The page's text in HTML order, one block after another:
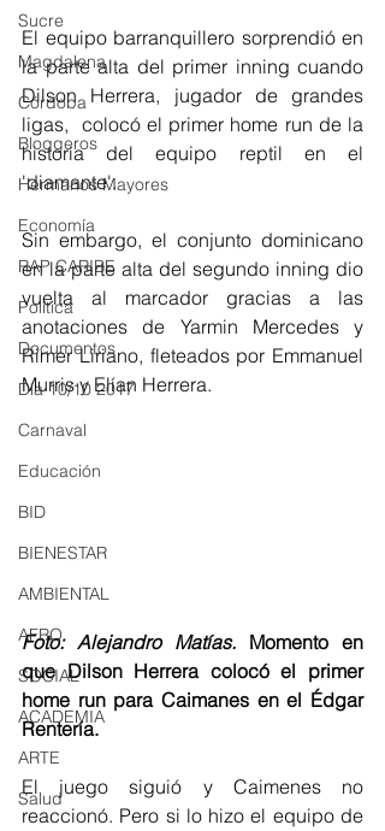
Sucre
Magdalena
Córdoba
Bloggeros
Hermanos Mayores
Economía
RAP CARIBE
Política
Documentos
Día 10/10 2017
Carnaval
Educación
BID
BIENESTAR
AMBIENTAL
AFRO
SOCIAL
ACADEMIA
ARTE
Salud
El equipo barranquillero sorprendió en
la parte alta del primer inning cuando
Dilson Herrera, jugador de grandes
ligas,  colocó el primer home run de la
historia del equipo reptil en el
'diamante'.
Sin embargo, el conjunto dominicano
en la parte alta del segundo inning dio
vuelta al marcador gracias a las
anotaciones de Yarmin Mercedes y
Rimer Liriano, fleteados por Emmanuel
Murris y Elían Herrera.
Foto: Alejandro Matías. Momento en
que Dilson Herrera colocó el primer
home run para Caimanes en el Édgar
Rentería.
El juego siguió y Caimenes no
reaccionó. Pero si lo hizo el equipo de